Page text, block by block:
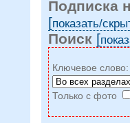
Подписка
[показать/
Поиск [
Ключевое
Только с фото